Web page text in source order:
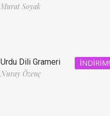
Murat Soyak
İNDIRIM!
Urdu Dili Grameri
Nuray Özenç